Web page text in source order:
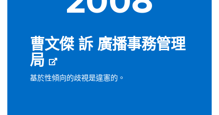
曹文傑 訴 廣播事務管理
局
基於性傾向的歧視是違憲的。